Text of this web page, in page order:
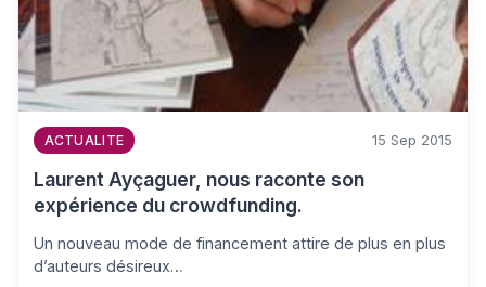
ACTUALITE 15 Sep 2015
Laurent Ayçaguer, nous raconte son
expérience du crowdfunding.
Un nouveau mode de financement attire de plus en plus
d’auteurs désireux…